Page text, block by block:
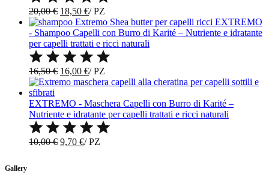
20,00€ Il
prezzo
originale
era:
20,00 €.
18,50 €Il
prezzo
attuale
è:
18,50 €.
/PZ
EXTREMO
- Shampoo Capelli con Burro di Karité – Nutriente e idratante
per capelli trattati e ricci naturali
16,50€ Il
prezzo
era:
16,50 €.
16,00 €Il
prezzo
è:
16,00 €.
/PZ
EXTREMO - Maschera Capelli con Burro di Karité –
Nutriente e idratante per capelli trattati e ricci naturali
10,00€ Il
9,70 €Il
/PZ
Gallery